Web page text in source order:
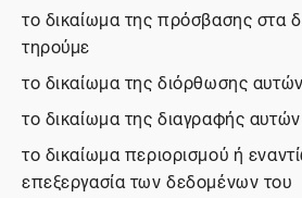
το δικαίωμα της πρόσβασης στα
τηρούμε
το δικαίωμα της διόρθωσης αυτών
το δικαίωμα της διαγραφής αυτών
το δικαίωμα περιορισμού ή
επεξεργασία των δεδομένων του